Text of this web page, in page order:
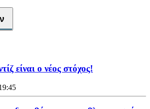
είναι ο νέος στόχος!